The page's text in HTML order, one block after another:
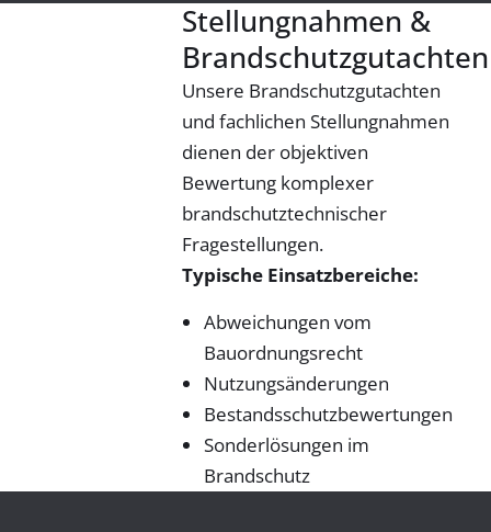
Stellungnahmen &
Brandschutzgutachten
Unsere Brandschutzgutachten
und fachlichen Stellungnahmen
dienen der objektiven
Bewertung komplexer
brandschutztechnischer
Fragestellungen.
Typische Einsatzbereiche:
Abweichungen vom
Bauordnungsrecht
Nutzungsänderungen
Bestandsschutzbewertungen
Sonderlösungen im
Brandschutz